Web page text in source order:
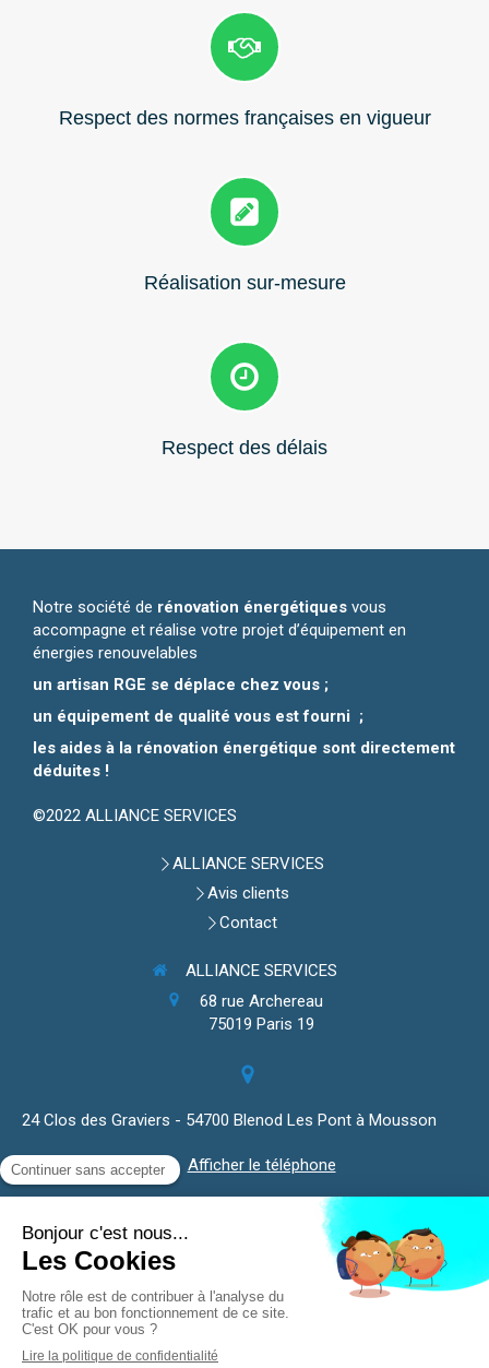
Respect des normes françaises en vigueur
Réalisation sur-mesure
Respect des délais
Notre société de rénovation énergétiques vous
accompagne et réalise votre projet d’équipement en
énergies renouvelables
un artisan RGE se déplace chez vous ;
un équipement de qualité vous est fourni ;
les aides à la rénovation énergétique sont directement
déduites !
©2022 ALLIANCE SERVICES
ALLIANCE SERVICES
Avis clients
Contact
ALLIANCE SERVICES
68 rue Archereau
75019 Paris 19
24 Clos des Graviers - 54700 Blenod Les Pont à Mousson
Afficher le téléphone
Plan du site
Isolation thermique, pompe à chaleur, poêle à pellets,
chauffe-eau, système de ventilation.
Demander un devis